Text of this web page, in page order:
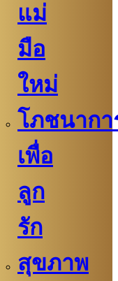
แม่
มือ
ใหม่
โภชนากา
เพื่อ
ลูก
รัก
สุขภาพ